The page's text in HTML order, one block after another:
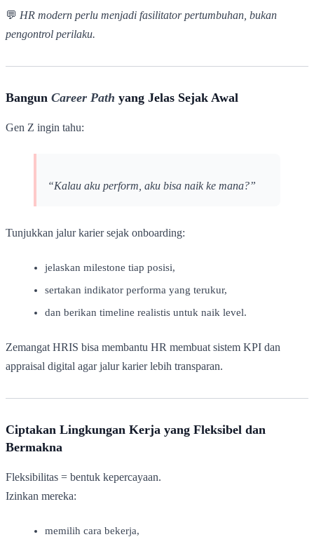
💬 HR modern perlu menjadi fasilitator pertumbuhan, bukan
pengontrol perilaku.
Bangun Career Path yang Jelas Sejak Awal
Gen Z ingin tahu:
“Kalau aku perform, aku bisa naik ke mana?”
Tunjukkan jalur karier sejak onboarding:
jelaskan milestone tiap posisi,
sertakan indikator performa yang terukur,
dan berikan timeline realistis untuk naik level.
Zemangat HRIS bisa membantu HR membuat sistem KPI dan
appraisal digital agar jalur karier lebih transparan.
Ciptakan Lingkungan Kerja yang Fleksibel dan
Bermakna
Fleksibilitas = bentuk kepercayaan.
Izinkan mereka:
memilih cara bekerja,